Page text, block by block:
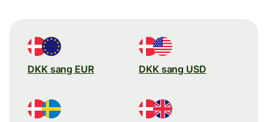
DKK sang EUR DKK sang USD